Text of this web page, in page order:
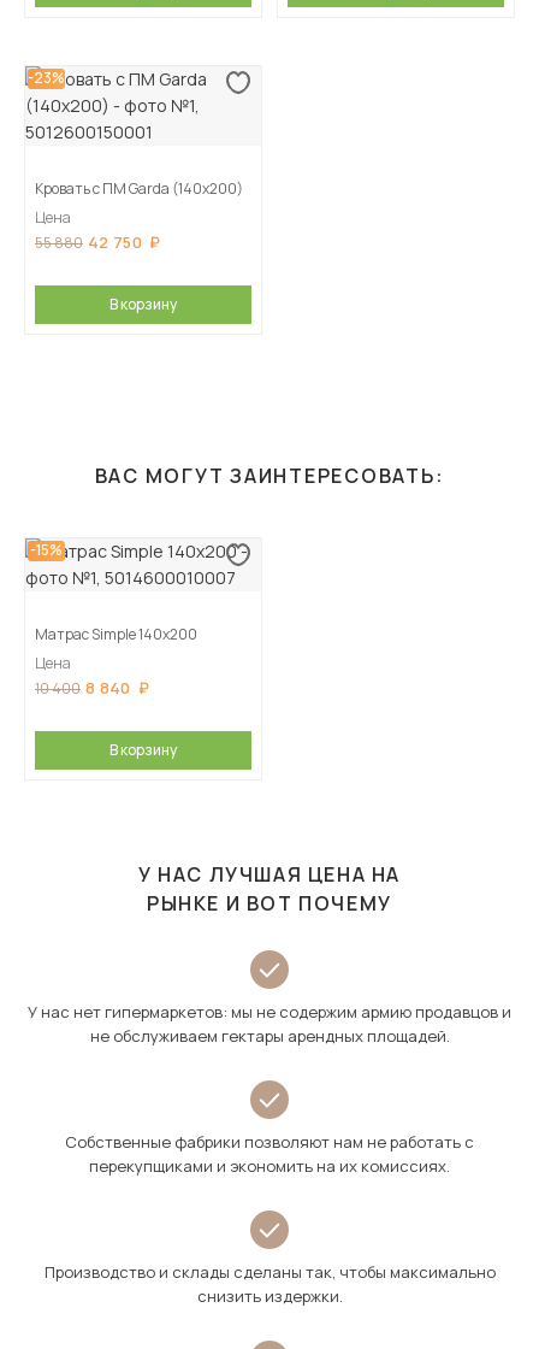
-23%
Кровать с ПМ Garda (140х200)
Цена
55 880 42 750
В корзину
ВАС МОГУТ ЗАИНТЕРЕСОВАТЬ:
-15%
Матрас Simple 140х200
Цена
10 400 8 840
В корзину
У НАС ЛУЧШАЯ ЦЕНА НА
РЫНКЕ И ВОТ ПОЧЕМУ
У нас нет гипермаркетов: мы не содержим армию продавцов и
не обслуживаем гектары арендных площадей.
Собственные фабрики позволяют нам не работать с
перекупщиками и экономить на их комиссиях.
Производство и склады сделаны так, чтобы максимально
снизить издержки.